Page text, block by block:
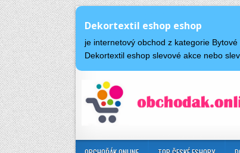
Dekortextil eshop eshop
je internetový obchod z kategorie
Dekortextil eshop slevové akce nebo